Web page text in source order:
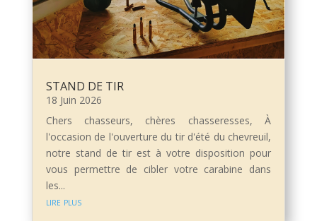
STAND DE TIR
18 Juin 2026
Chers chasseurs, chères chasseresses, À
l'occasion de l'ouverture du tir d'été du chevreuil,
notre stand de tir est à votre disposition pour
vous permettre de cibler votre carabine dans
les...
lire plus